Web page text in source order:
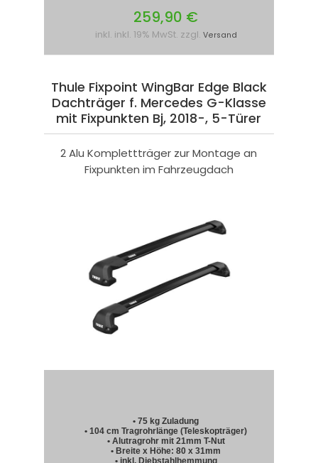
259,90 €
inkl. inkl. 19% MwSt. zzgl. Versand
Thule Fixpoint WingBar Edge Black
Dachträger f. Mercedes G-Klasse
mit Fixpunkten Bj, 2018-, 5-Türer
2 Alu Komplettträger zur Montage an
Fixpunkten im Fahrzeugdach
• 75 kg Zuladung
• 104 cm Tragrohrlänge (Teleskopträger)
• Alutragrohr mit 21mm T-Nut
• Breite x Höhe: 80 x 31mm